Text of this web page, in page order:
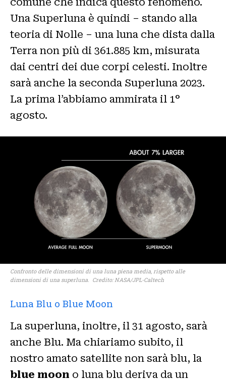
Una Superluna è quindi – stando alla
teoria di Nolle – una luna che dista dalla
Terra non più di 361.885 km, misurata
dai centri dei due corpi celesti. Inoltre
sarà anche la seconda Superluna 2023.
La prima l’abbiamo ammirata il 1°
agosto.
Confronto delle dimensioni di una luna piena media, rispetto alle
dimensioni di una superluna. Credito: NASA/JPL-Caltech
Luna Blu o Blue Moon
La superluna, inoltre, il 31 agosto, sarà
anche Blu. Ma chiariamo subito, il
nostro amato satellite non sarà blu, la
blue moon o luna blu deriva da un